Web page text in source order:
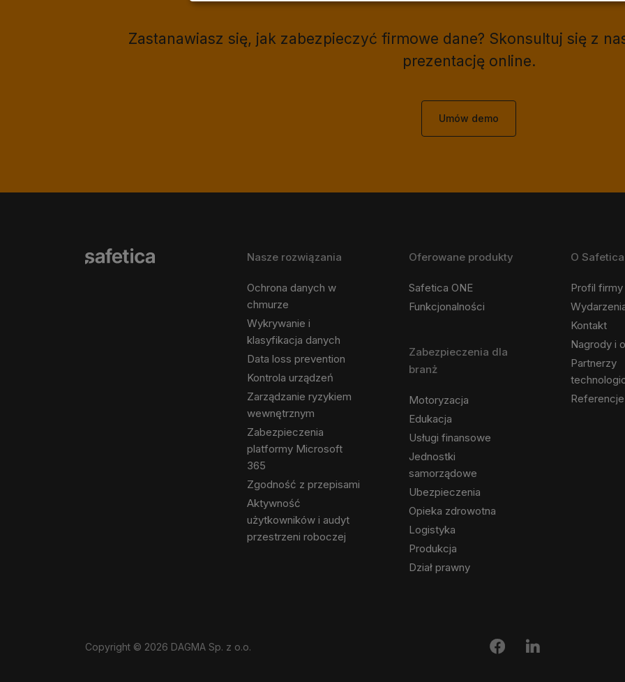
Zastanawiasz się, jak zabezpieczyć firmowe dane? Skonsultuj się z
prezentację online.
Umów demo
Nasze rozwiązania
Ochrona danych w
chmurze
Wykrywanie i
klasyfikacja danych
Data loss prevention
Kontrola urządzeń
Zarządzanie ryzykiem
wewnętrznym
Zabezpieczenia
platformy Microsoft
365
Zgodność z przepisami
Aktywność
użytkowników i audyt
przestrzeni roboczej
Oferowane produkty
Safetica ONE
Funkcjonalności
Zabezpieczenia dla
branż
Motoryzacja
Edukacja
Usługi finansowe
Jednostki
samorządowe
Ubezpieczenia
Opieka zdrowotna
Logistyka
Produkcja
Dział prawny
O Safetica
Profil firmy
Kontakt
Nagrody i
Partnerzy
Referencje
Copyright © 2026 DAGMA Sp. z o.o.